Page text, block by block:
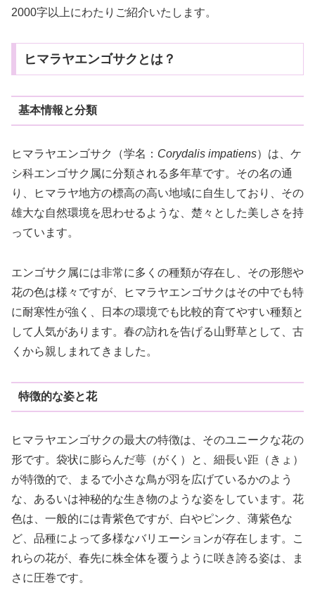
2000字以上にわたりご紹介いたします。
ヒマラヤエンゴサクとは？
基本情報と分類
ヒマラヤエンゴサク（学名： Corydalis impatiens）は、ケ
シ科エンゴサク属に分類される多年草です。その名の通
り、ヒマラヤ地方の標高の高い地域に自生しており、その
雄大な自然環境を思わせるような、楚々とした美しさを持
っています。
エンゴサク属には非常に多くの種類が存在し、その形態や
花の色は様々ですが、ヒマラヤエンゴサクはその中でも特
に耐寒性が強く、日本の環境でも比較的育てやすい種類と
して人気があります。春の訪れを告げる山野草として、古
くから親しまれてきました。
特徴的な姿と花
ヒマラヤエンゴサクの最大の特徴は、そのユニークな花の
形です。袋状に膨らんだ萼（がく）と、細長い距（きょ）
が特徴的で、まるで小さな鳥が羽を広げているかのよう
な、あるいは神秘的な生き物のような姿をしています。花
色は、一般的には青紫色ですが、白やピンク、薄紫色な
ど、品種によって多様なバリエーションが存在します。こ
れらの花が、春先に株全体を覆うように咲き誇る姿は、ま
さに圧巻です。